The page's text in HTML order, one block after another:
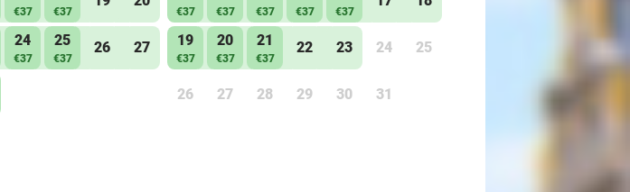
€37 €37
24
€37
25
€37
26 27
€37 €37 €37 €37 €37
19
€37
20
€37
21
€37
22 23 24 25
26 27 28 29 30 31